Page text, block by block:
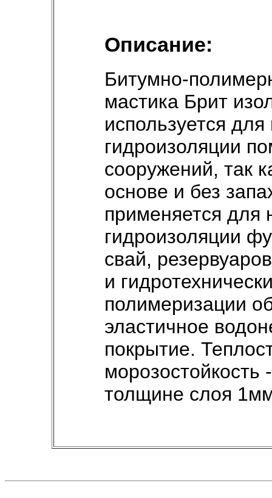
Описание:
Битумно-
мастика Брит
используется
гидроизоляции
сооружений, так
основе и без
применяется для
гидроизоляции
свай,
и
полимеризации
эластичное
покрытие.
толщине слоя